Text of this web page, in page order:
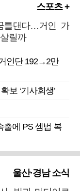
스포츠 +
틀댄다…거인 가
릴까
인단 192→2만
보 ‘기사회생’
에 PS 셈법 복
울산·경남 소식